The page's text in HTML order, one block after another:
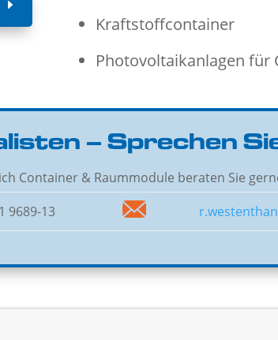
Kraftstoffcontainer
Photovoltaikanlagen für
– Sprechen
Container & Raummodule beraten Sie
9689-13